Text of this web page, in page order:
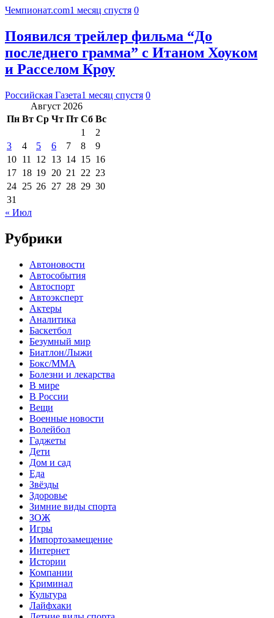
Чемпионат.com1 месяц спустя 0
Появился трейлер фильма “До
последнего грамма” с Итаном Хоуком
и Расселом Кроу
Российская Газета1 месяц спустя 0
Август 2026
Пн Вт Ср Чт Пт Сб Вс
1
2
3
4 5 6 7 8
9
10 11 12 13 14 15 16
17 18 19 20 21 22 23
24 25 26 27 28 29 30
31
« Июл
Рубрики
Автоновости
Автособытия
Автоспорт
Автоэксперт
Актеры
Аналитика
Баскетбол
Безумный мир
Биатлон/Лыжи
Бокс/MMA
Болезни и лекарства
В мире
В России
Вещи
Военные новости
Волейбол
Гаджеты
Дети
Дом и сад
Еда
Звёзды
Здоровье
Зимние виды спорта
ЗОЖ
Игры
Импортозамещение
Интернет
Истории
Компании
Криминал
Культура
Лайфхаки